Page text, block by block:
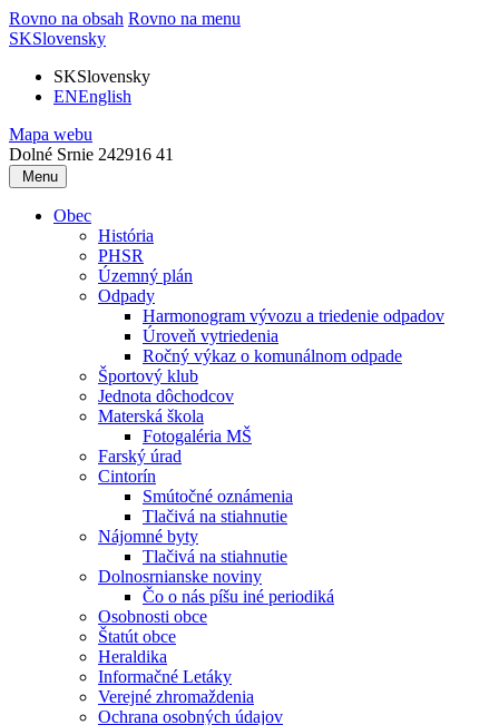
Rovno na obsah Rovno na menu
SKSlovensky
SKSlovensky
ENEnglish
Mapa webu
Dolné Srnie 242916 41
Menu
Obec
História
PHSR
Územný plán
Odpady
Harmonogram vývozu a triedenie odpadov
Úroveň vytriedenia
Ročný výkaz o komunálnom odpade
Športový klub
Jednota dôchodcov
Materská škola
Fotogaléria MŠ
Farský úrad
Cintorín
Smútočné oznámenia
Tlačivá na stiahnutie
Nájomné byty
Tlačivá na stiahnutie
Dolnosrnianske noviny
Čo o nás píšu iné periodiká
Osobnosti obce
Štatút obce
Heraldika
Informačné Letáky
Verejné zhromaždenia
Ochrana osobných údajov